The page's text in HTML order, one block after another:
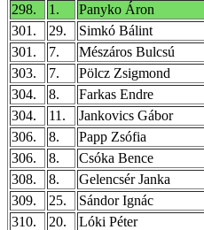
298.
1. Panyko Áron
301.
29. Simkó Bálint
301.
7. Mészáros Bulcsú
303.
7. Pölcz Zsigmond
304.
8. Farkas Endre
304.
11. Jankovics Gábor
306.
8. Papp Zsófia
306.
8. Csóka Bence
308.
8. Gelencsér Janka
309.
25. Sándor Ignác
310.
20. Lóki Péter